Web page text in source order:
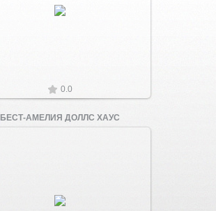
Увеличить
0.0
БЕСТ-АМЕЛИЯ ДОЛЛС ХАУС
Увеличить